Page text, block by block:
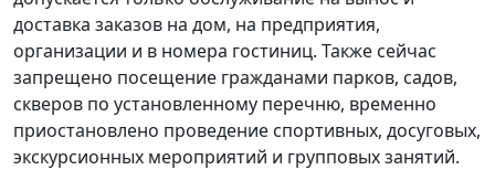
доставка заказов на дом, на предприятия,
организации и в номера гостиниц. Также сейчас
запрещено посещение гражданами парков, садов,
скверов по установленному перечню, временно
приостановлено проведение спортивных, досуговых,
экскурсионных мероприятий и групповых занятий.